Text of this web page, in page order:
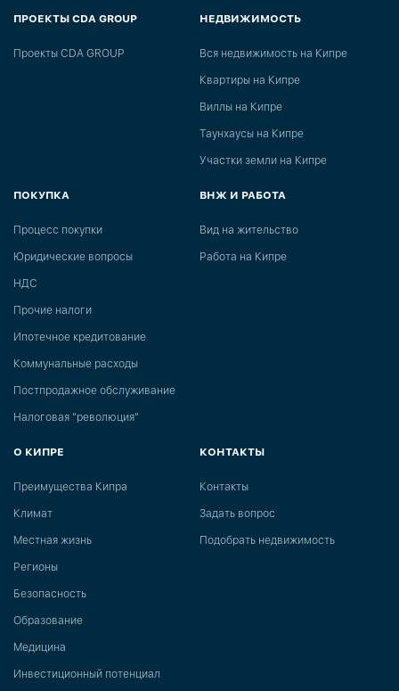
ПРОЕКТЫ CDA GROUP
Проекты CDA GROUP
НЕДВИЖИМОСТЬ
Вся недвижимость на Кипре
Квартиры на Кипре
Виллы на Кипре
Таунхаусы на Кипре
Участки земли на Кипре
ПОКУПКА
Процесс покупки
Юридические вопросы
НДС
Прочие налоги
Ипотечное кредитование
Коммунальные расходы
Постпродажное обслуживание
Налоговая "революция"
ВНЖ И РАБОТА
Вид на жительство
Работа на Кипре
О КИПРЕ
Преимущества Кипра
Климат
Местная жизнь
Регионы
Безопасность
Образование
Медицина
Инвестиционный потенциал
КОНТАКТЫ
Контакты
Задать вопрос
Подобрать недвижимость